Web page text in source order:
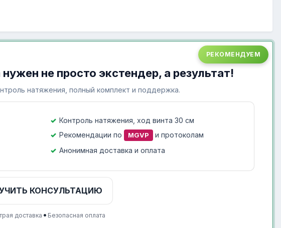
РЕКОМЕНДУЕМ
не просто экстендер, а результат!
натяжения, полный комплект и поддержка.
Контроль натяжения, ход винта 30 см
Рекомендации по MGVP
и протоколам
Анонимная доставка и оплата
КОНСУЛЬТАЦИЮ
доставка • Безопасная оплата